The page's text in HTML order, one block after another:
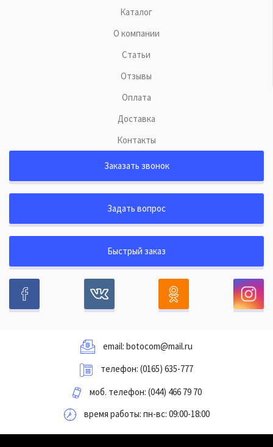
Каталог
О компании
Статьи
Отзывы
Оплата
Доставка
Контакты
Заказать звонок
Задать вопрос
Быстрый заказ
email: botocom@mail.ru
телефон: (0165) 635-777
моб. телефон: (044) 466 79 70
время работы: пн-вс: 09:00-18:00